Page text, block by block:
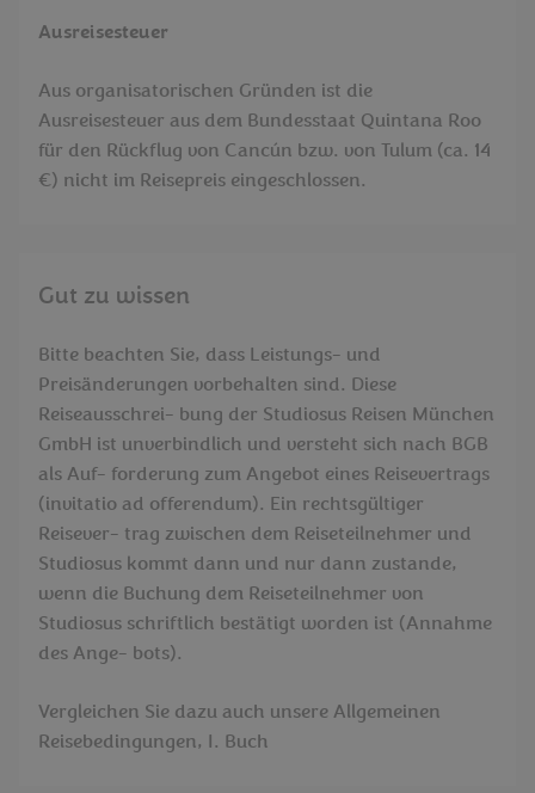
Ausreisesteuer
Aus organisatorischen Gründen ist die
Ausreisesteuer aus dem Bundesstaat Quintana Roo
für den Rückflug von Cancún bzw. von Tulum (ca. 14
€) nicht im Reisepreis eingeschlossen.
Gut zu wissen
Bitte beachten Sie, dass Leistungs- und
Preisänderungen vorbehalten sind. Diese
Reiseausschrei- bung der Studiosus Reisen München
GmbH ist unverbindlich und versteht sich nach BGB
als Auf- forderung zum Angebot eines Reisevertrags
(invitatio ad offerendum). Ein rechtsgültiger
Reisever- trag zwischen dem Reiseteilnehmer und
Studiosus kommt dann und nur dann zustande,
wenn die Buchung dem Reiseteilnehmer von
Studiosus schriftlich bestätigt worden ist (Annahme
des Ange- bots).
Vergleichen Sie dazu auch unsere Allgemeinen
Reisebedingungen, I. Buch